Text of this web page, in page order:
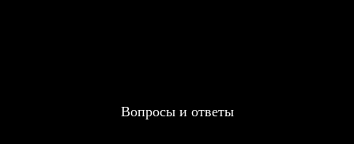
Вопросы и ответы